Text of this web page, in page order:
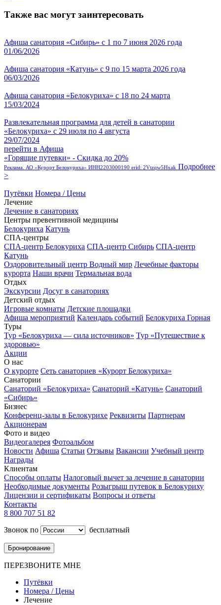
Также вас могут заинтересовать
Афиша санатория «Сибирь» с 1 по 7 июня 2026 года
01/06/2026
Афиша санатория «Катунь» с 9 по 15 марта 2026 года
06/03/2026
Афиша санатория «Белокуриха» с 18 по 24 марта
15/03/2024
Развлекательная программа для детей в санатории
«Белокуриха» с 29 июля по 4 августа
29/07/2024
перейти в Афиша
«Горящие путевки» - Скидка до 20%
Реклама. АО «Курорт Белокуриха» ИНН2203000190 erid: 2Vtzqw5Hxak Подробнее
>
Путёвки Номера / Цены
Лечение
Лечение в санаториях
Центры превентивной медицины
Белокуриха Катунь
СПА-центры
СПА-центр Белокуриха СПА-центр Сибирь СПА-центр
Катунь
Оздоровительный центр Водный мир Лечебные факторы
курорта Наши врачи Термальная вода
Отдых
Экскурсии Досуг в санаториях
Детский отдых
Игровые комнаты Детские площадки
Афиша мероприятий Календарь событий Белокуриха Горная
Туры
Тур «Белокуриха — сила источников» Тур «Путешествие к
здоровью»
Акции
О нас
О курорте Сеть санаториев «Курорт Белокуриха»
Санатории
Санаторий «Белокуриха» Санаторий «Катунь» Санаторий
«Сибирь»
Бизнес
Конференц-залы в Белокурихе Реквизиты Партнерам
Акционерам
Фото и видео
Видеогалерея Фотоальбом
Новости Афиша Статьи Отзывы Вакансии Учебный центр
Награды
Клиентам
Способы оплаты Налоговый вычет за лечение в санатории
Необходимые документы Розыгрыш путевок в Белокуриху
Лицензии и сертификаты Вопросы и ответы
Контакты
8 800 707 51 82
Звонок по
бесплатный
Бронирование
ПЕРЕЗВОНИТЕ МНЕ
Путёвки
Номера / Цены
Лечение